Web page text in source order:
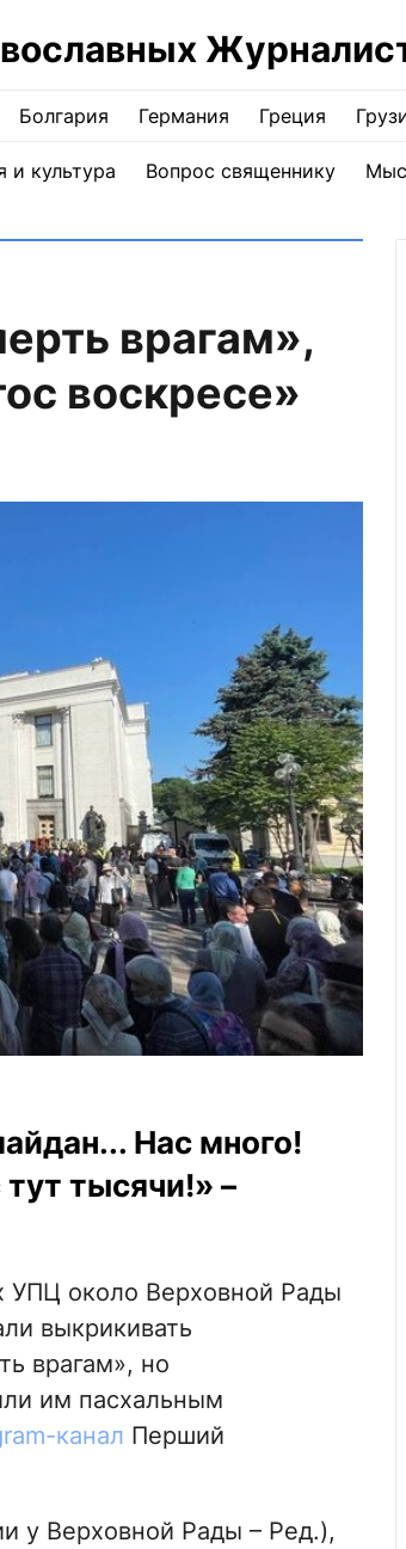
Болгария Германия Греция
и культура Вопрос священнику
врагам»,
воскресе»
Нас много!
тысячи!» –
УПЦ около Верховной Рады
выкрикивать
врагам», но
им пасхальным
канал Перший
у Верховной Рады – Ред.),